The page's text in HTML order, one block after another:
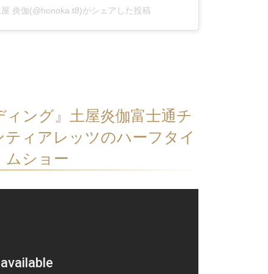
炎伽(@honoka.t8)がシェアした投稿
ング』土屋炎伽富士通チ
ィアレッツのハーフタイ
ムショー